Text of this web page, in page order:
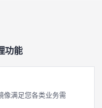
功能
像满足您各类业务需